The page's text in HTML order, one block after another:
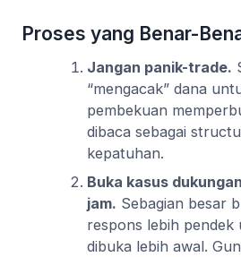
Proses yang Benar-
Jangan panik-trade.
“mengacak” dana
pembekuan
dibaca sebagai
kepatuhan.
Buka kasus
jam. Sebagian besar
respons lebih pendek
dibuka lebih awal.